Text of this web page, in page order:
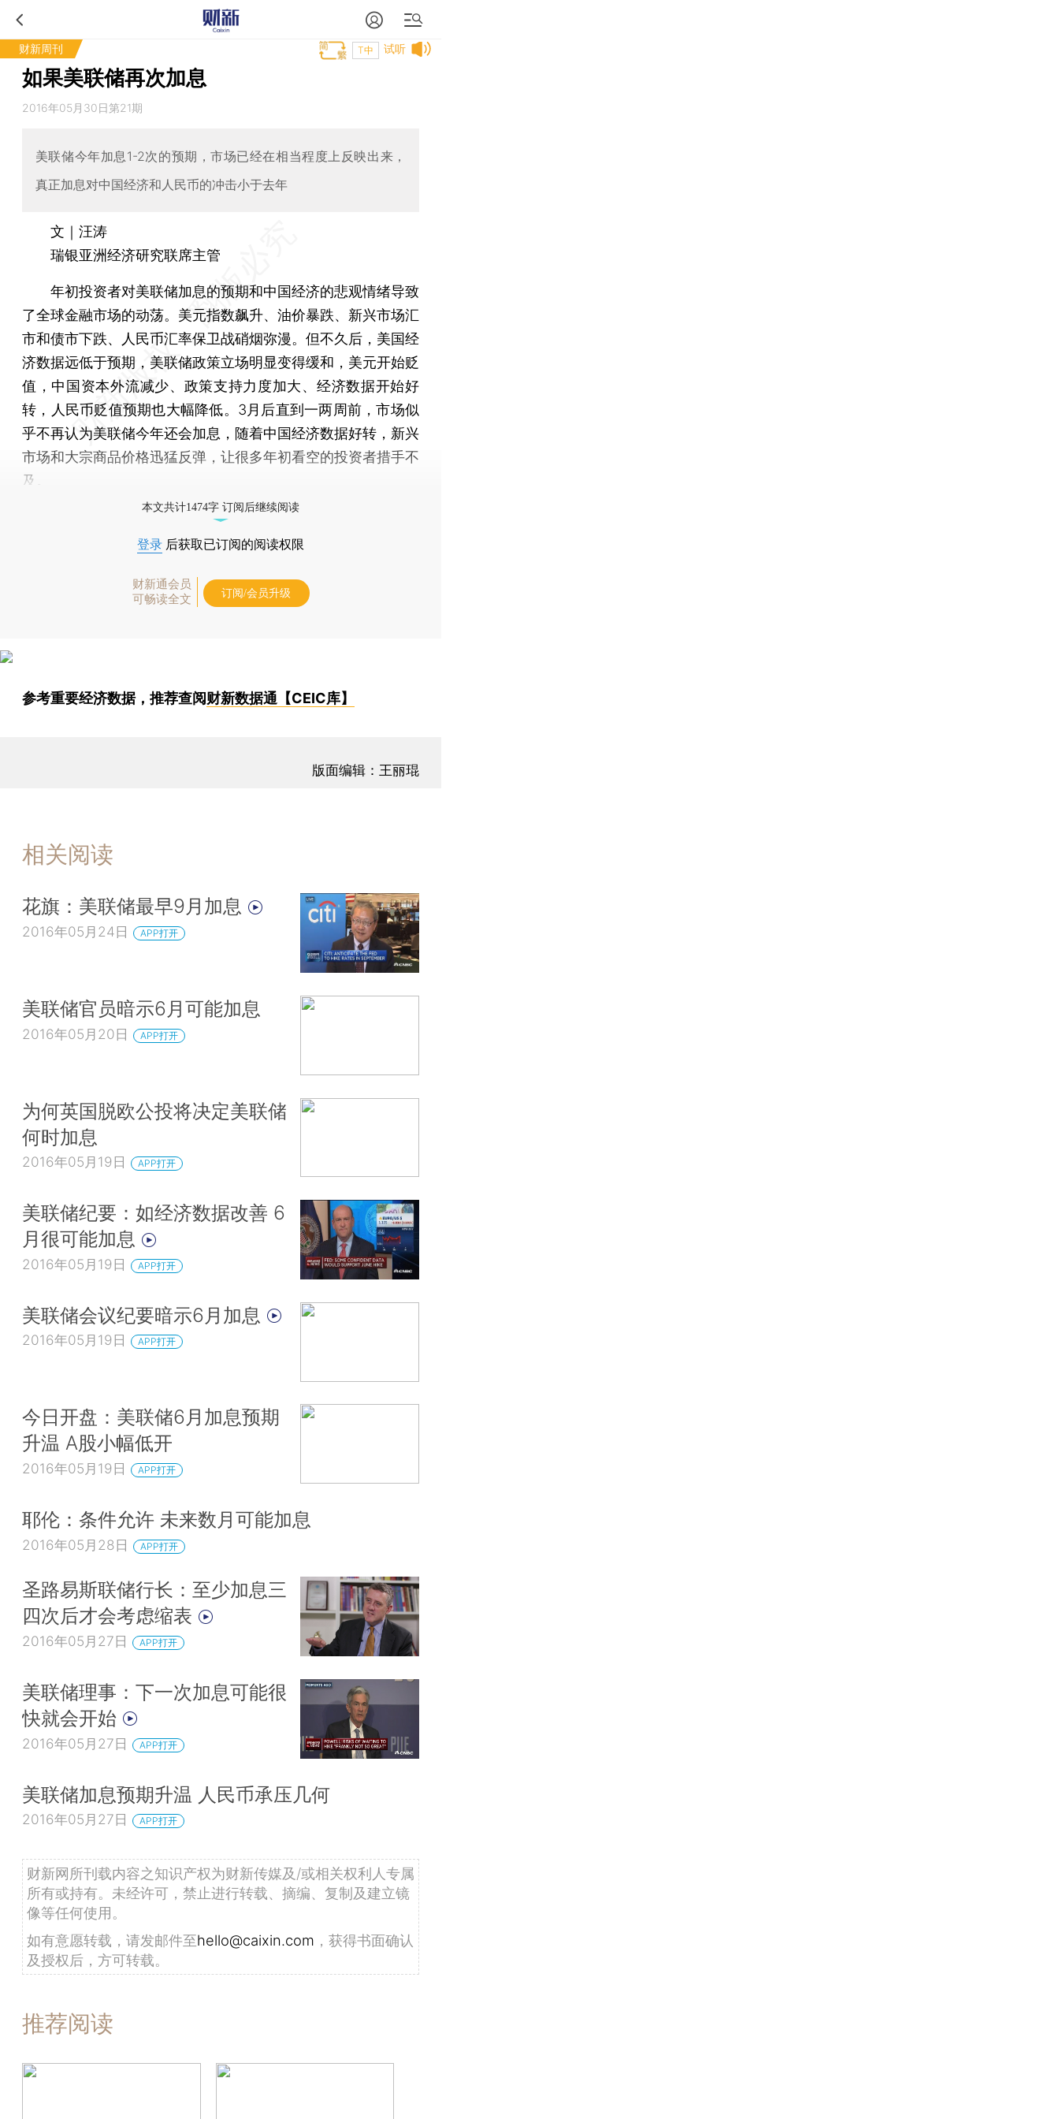
财新周刊 试听
T中
如果美联储再次加息
2016年05月30日第21期
美联储今年加息1-2次的预期，市场已经在相当程度上反映出来，
真正加息对中国经济和人民币的冲击小于去年
文｜汪涛
瑞银亚洲经济研究联席主管
年初投资者对美联储加息的预期和中国经济的悲观情绪导致
了全球金融市场的动荡。美元指数飙升、油价暴跌、新兴市场汇
市和债市下跌、人民币汇率保卫战硝烟弥漫。但不久后，美国经
济数据远低于预期，美联储政策立场明显变得缓和，美元开始贬
值，中国资本外流减少、政策支持力度加大、经济数据开始好
转，人民币贬值预期也大幅降低。3月后直到一两周前，市场似
乎不再认为美联储今年还会加息，随着中国经济数据好转，新兴
市场和大宗商品价格迅猛反弹，让很多年初看空的投资者措手不
及。
本文共计1474字 订阅后继续阅读
登录 后获取已订阅的阅读权限
财新通会员
可畅读全文
订阅/会员升级
参考重要经济数据，推荐查阅财新数据通【CEIC库】
版面编辑：王丽琨
相关阅读
花旗：美联储最早9月加息
2016年05月24日 APP打开
美联储官员暗示6月可能加息
2016年05月20日 APP打开
为何英国脱欧公投将决定美联储
何时加息
2016年05月19日 APP打开
美联储纪要：如经济数据改善 6
月很可能加息
2016年05月19日 APP打开
美联储会议纪要暗示6月加息
2016年05月19日 APP打开
今日开盘：美联储6月加息预期
升温 A股小幅低开
2016年05月19日 APP打开
耶伦：条件允许 未来数月可能加息
2016年05月28日 APP打开
圣路易斯联储行长：至少加息三
四次后才会考虑缩表
2016年05月27日 APP打开
美联储理事：下一次加息可能很
快就会开始
2016年05月27日 APP打开
美联储加息预期升温 人民币承压几何
2016年05月27日 APP打开
财新网所刊载内容之知识产权为财新传媒及/或相关权利人专属
所有或持有。未经许可，禁止进行转载、摘编、复制及建立镜
像等任何使用。
如有意愿转载，请发邮件至hello@caixin.com ，获得书面确认
及授权后，方可转载。
推荐阅读